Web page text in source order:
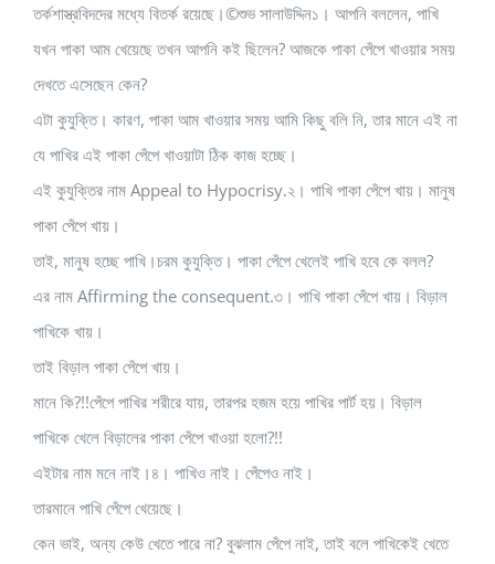
তর্কশাস্ত্রবিদদের মধ্যে বিতর্ক রয়েছে।©শুভ সালাউদ্দিন১। আপনি বললেন, পাখি
যখন পাকা আম খেয়েছে তখন আপনি কই ছিলেন? আজকে পাকা পেঁপে খাওয়ার সময়
দেখতে এসেছেন কেন?
এটা কুযুক্তি। কারণ, পাকা আম খাওয়ার সময় আমি কিছু বলি নি, তার মানে এই না
যে পাখির এই পাকা পেঁপে খাওয়াটা ঠিক কাজ হচ্ছে।
এই কুযুক্তির নাম Appeal to Hypocrisy.২। পাখি পাকা পেঁপে খায়। মানুষ
পাকা পেঁপে খায়।
তাই, মানুষ হচ্ছে পাখি।চরম কুযুক্তি। পাকা পেঁপে খেলেই পাখি হবে কে বলল?
এর নাম Affirming the consequent.৩। পাখি পাকা পেঁপে খায়। বিড়াল
পাখিকে খায়।
তাই বিড়াল পাকা পেঁপে খায়।
মানে কি?!!পেঁপে পাখির শরীরে যায়, তারপর হজম হয়ে পাখির পার্ট হয়। বিড়াল
পাখিকে খেলে বিড়ালের পাকা পেঁপে খাওয়া হলো?!!
এইটার নাম মনে নাই।৪। পাখিও নাই। পেঁপেও নাই।
তারমানে পাখি পেঁপে খেয়েছে।
কেন ভাই, অন্য কেউ খেতে পারে না? বুঝলাম পেঁপে নাই, তাই বলে পাখিকেই খেতে